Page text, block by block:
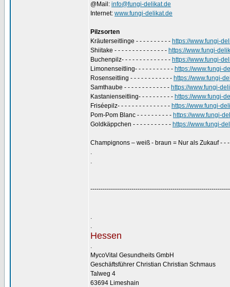
@Mail: info@fungi-delikat.de
Internet: www.fungi-delikat.de
Pilzsorten
Kräuterseitlinge - - - - - - - - - - https://www.fungi-
Shiitake - - - - - - - - - - - - - - - https://www.fungi-
Buchenpilz- - - - - - - - - - - - - - https://www.fungi-
Limonenseitling- - - - - - - - - - - https://www.fungi-
Rosenseitling - - - - - - - - - - - - https://www.fungi-
Samthaube - - - - - - - - - - - - - https://www.fungi-
Kastanienseitling- - - - - - - - - - https://www.fungi-
Friséepilz- - - - - - - - - - - - - - - https://www.fungi-
Pom-Pom Blanc - - - - - - - - - - https://www.fungi-
Goldkäppchen - - - - - - - - - - - https://www.fungi-
Champignons – weiß - braun = Nur als Zukauf - -
.
.
.
.
Hessen
.
MycoVital Gesundheits GmbH
Geschäftsführer Christian Christian Schmaus
Talweg 4
63694 Limeshain